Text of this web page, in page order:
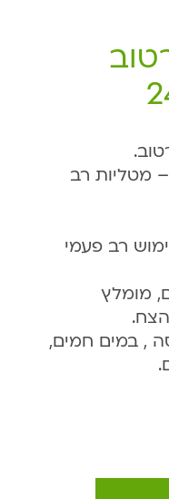
מטליות רב
רב פעמי
50 פעמים, מומלץ
הצח.
, במים חמים,